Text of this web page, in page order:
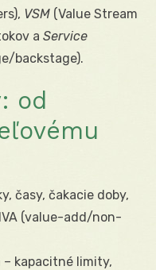
VSM (Value Stream
a Service
backstage).
od
časy, čakacie doby,
(value-add/non-
– kapacitné limity,